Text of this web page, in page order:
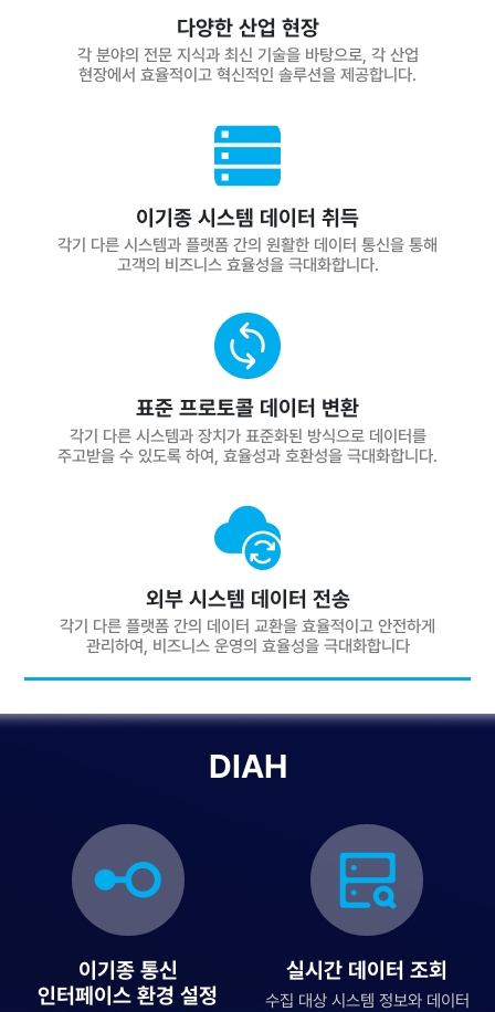
다양한 산업 현장
각 분야의 전문 지식과 최신 기술을 바탕으로, 각 산업
현장에서 효율적이고 혁신적인 솔루션을 제공합니다.
이기종 시스템 데이터 취득
각기 다른 시스템과 플랫폼 간의 원활한 데이터 통신을 통해
고객의 비즈니스 효율성을 극대화합니다.
표준 프로토콜 데이터 변환
각기 다른 시스템과 장치가 표준화된 방식으로 데이터를
주고받을 수 있도록 하여, 효율성과 호환성을 극대화합니다.
외부 시스템 데이터 전송
각기 다른 플랫폼 간의 데이터 교환을 효율적이고 안전하게
관리하여, 비즈니스 운영의 효율성을 극대화합니다
DIAH
이기종 통신
인터페이스 환경 설정
실시간 데이터 조회
수집 대상 시스템 정보와 데이터